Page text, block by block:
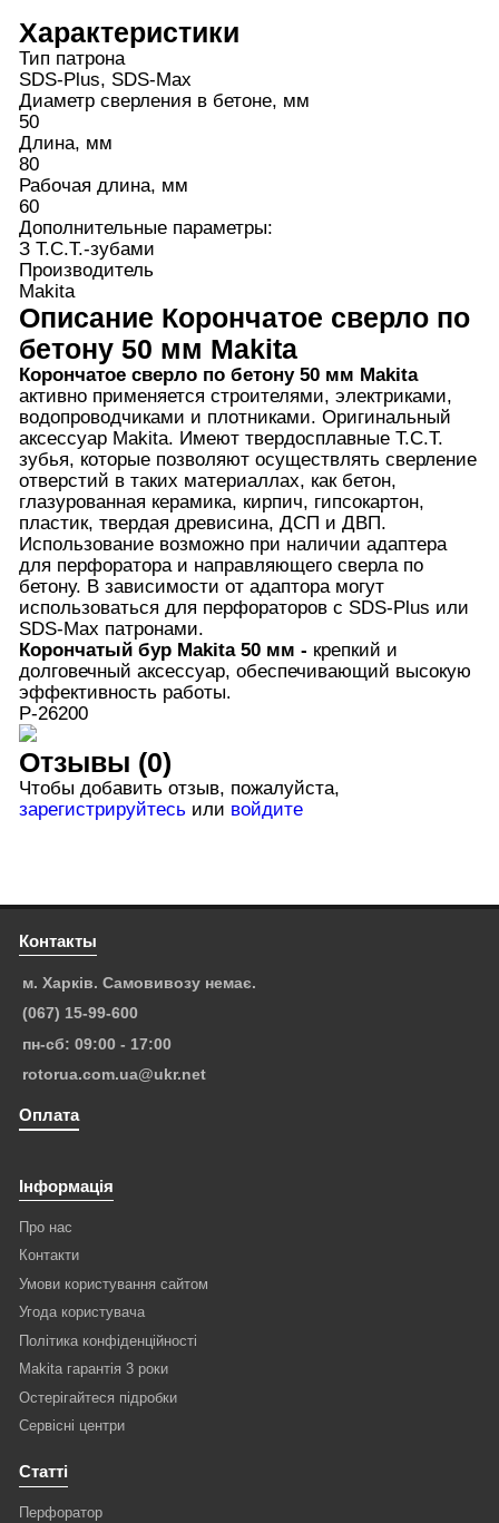
Характеристики
Тип патрона
SDS-Plus, SDS-Max
Диаметр сверления в бетоне, мм
50
Длина, мм
80
Рабочая длина, мм
60
Дополнительные параметры:
З T.C.T.-зубами
Производитель
Makita
Описание Корончатое сверло по
бетону 50 мм Makita
Корончатое сверло по бетону 50мм Makita
активно применяется строителями, электриками,
водопроводчиками и плотниками. Оригинальный
аксессуар Makita. Имеют твердосплавные T.C.T.
зубья, которые позволяют осуществлять сверление
отверстий в таких материаллах, как бетон,
глазурованная керамика, кирпич, гипсокартон,
пластик, твердая древисина, ДСП и ДВП.
Использование возможно при наличии адаптера
для перфоратора и направляющего сверла по
бетону. В зависимости от адаптора могут
использоваться для перфораторов с SDS-Plus или
SDS-Max патронами.
Корончатый бур Makita 50 мм - крепкий и
долговечный аксессуар, обеспечивающий высокую
эффективность работы.
P-26200
Отзывы (0)
Чтобы добавить отзыв, пожалуйста,
зарегистрируйтесьили войдите
Контакты
м. Харків. Самовивозу немає.
(067) 15-99-600
пн-сб: 09:00 - 17:00
rotorua.com.ua@ukr.net
Оплата
Інформація
Про нас
Контакти
Умови користування сайтом
Угода користувача
Політика конфіденційності
Makita гарантія 3 роки
Остерігайтеся підробки
Сервісні центри
Статті
Перфоратор